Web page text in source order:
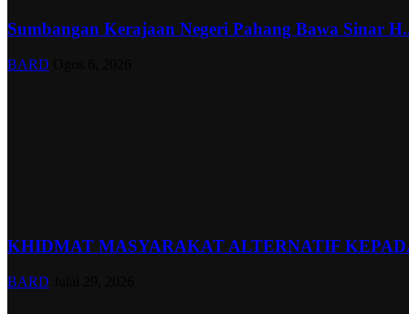
Sumbangan Kerajaan Negeri Pahang Bawa Sinar
BARD
KHIDMAT MASYARAKAT ALTERNATIF
BARD